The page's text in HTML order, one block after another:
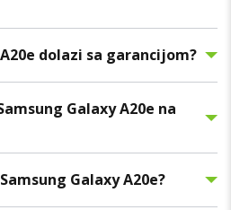
dolazi sa garancijom?
Galaxy A20e na
Galaxy A20e?